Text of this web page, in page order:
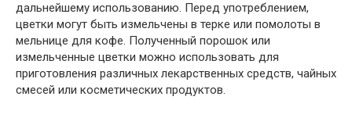
дальнейшему использованию. Перед употреблением,
цветки могут быть измельчены в терке или помолоты в
мельнице для кофе. Полученный порошок или
измельченные цветки можно использовать для
приготовления различных лекарственных средств, чайных
смесей или косметических продуктов.